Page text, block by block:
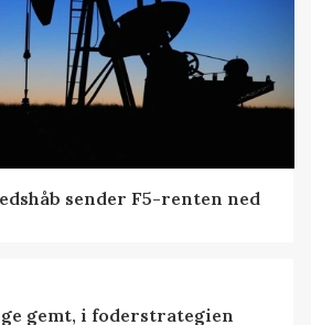
sender F5-renten ned
gemt, i foderstrategien